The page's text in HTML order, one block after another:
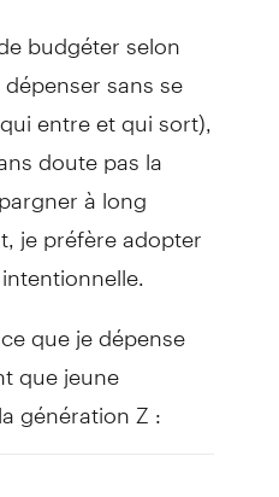
budgéter selon
sans se
entre et qui sort),
doute pas la
à long
je préfère adopter
que je dépense
que jeune
génération Z :